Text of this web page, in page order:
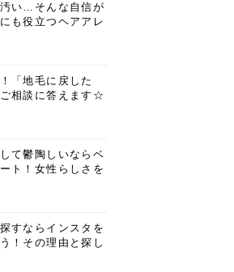
い…そんな自信が
も役立つヘアアレ
「地毛に戻した
相談に答えます☆
て鬱陶しいならベ
ト！女性らしさを
すならインスタを
！その理由と探し